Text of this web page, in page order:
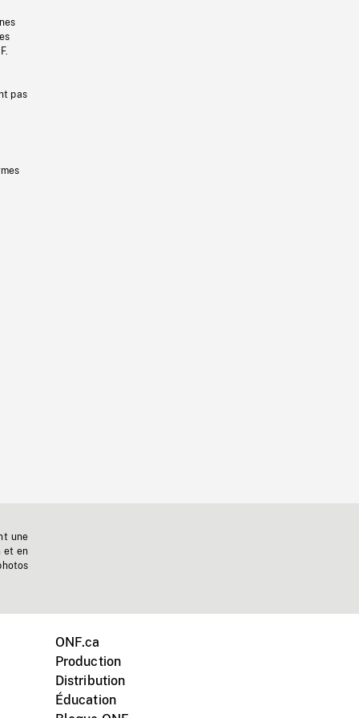
pas
une
et en
ONF.ca
Production
Distribution
Éducation